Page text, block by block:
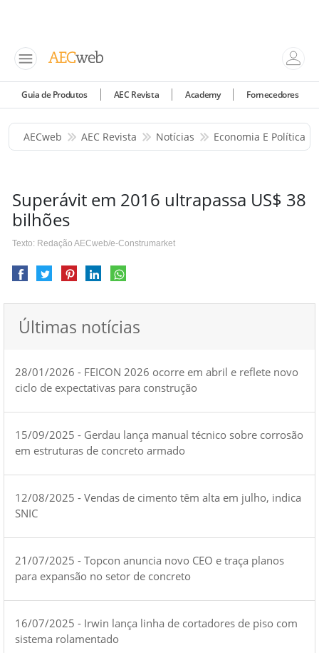
Guia de Produtos AEC Revista Academy Fornecedores
AECweb AEC Revista Notícias Economia E Política
Superávit em 2016 ultrapassa US$ 38
bilhões
Texto: Redação AECweb/e-Construmarket
Últimas notícias
28/01/2026 - FEICON 2026 ocorre em abril e reflete novo
ciclo de expectativas para construção
15/09/2025 - Gerdau lança manual técnico sobre corrosão
em estruturas de concreto armado
12/08/2025 - Vendas de cimento têm alta em julho, indica
SNIC
21/07/2025 - Topcon anuncia novo CEO e traça planos
para expansão no setor de concreto
16/07/2025 - Irwin lança linha de cortadores de piso com
sistema rolamentado